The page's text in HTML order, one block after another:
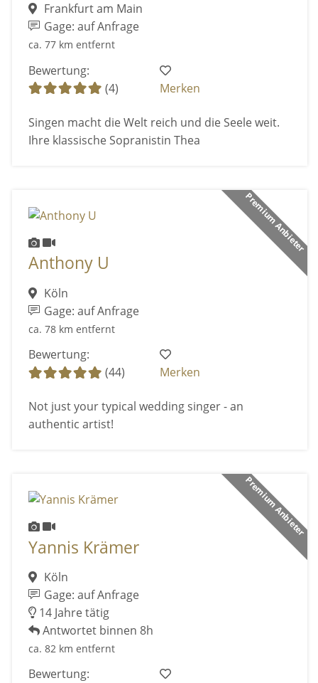
Frankfurt am Main
Gage: auf Anfrage
ca. 77 km entfernt
Bewertung:
(4)
Merken
Singen macht die Welt reich und die Seele weit.
Ihre klassische Sopranistin Thea
Premium Anbieter
Anthony U
Köln
Gage: auf Anfrage
ca. 78 km entfernt
Bewertung:
(44)
Merken
Not just your typical wedding singer - an
authentic artist!
Premium Anbieter
Yannis Krämer
Köln
Gage: auf Anfrage
14 Jahre tätig
Antwortet binnen 8h
ca. 82 km entfernt
Bewertung: